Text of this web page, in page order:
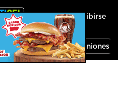
Inscribirse
Economía Opiniones